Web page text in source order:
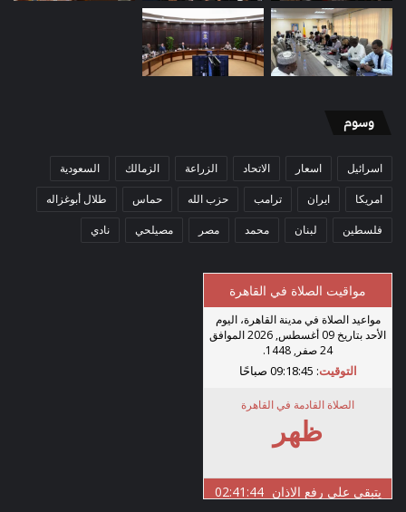
وسوم
اسرائيل اسعار الاتحاد الزراعة الزمالك السعودية
امريكا ايران ترامب حزب الله حماس طلال أبوغزاله
فلسطين لبنان محمد مصر مصيلحي نادي